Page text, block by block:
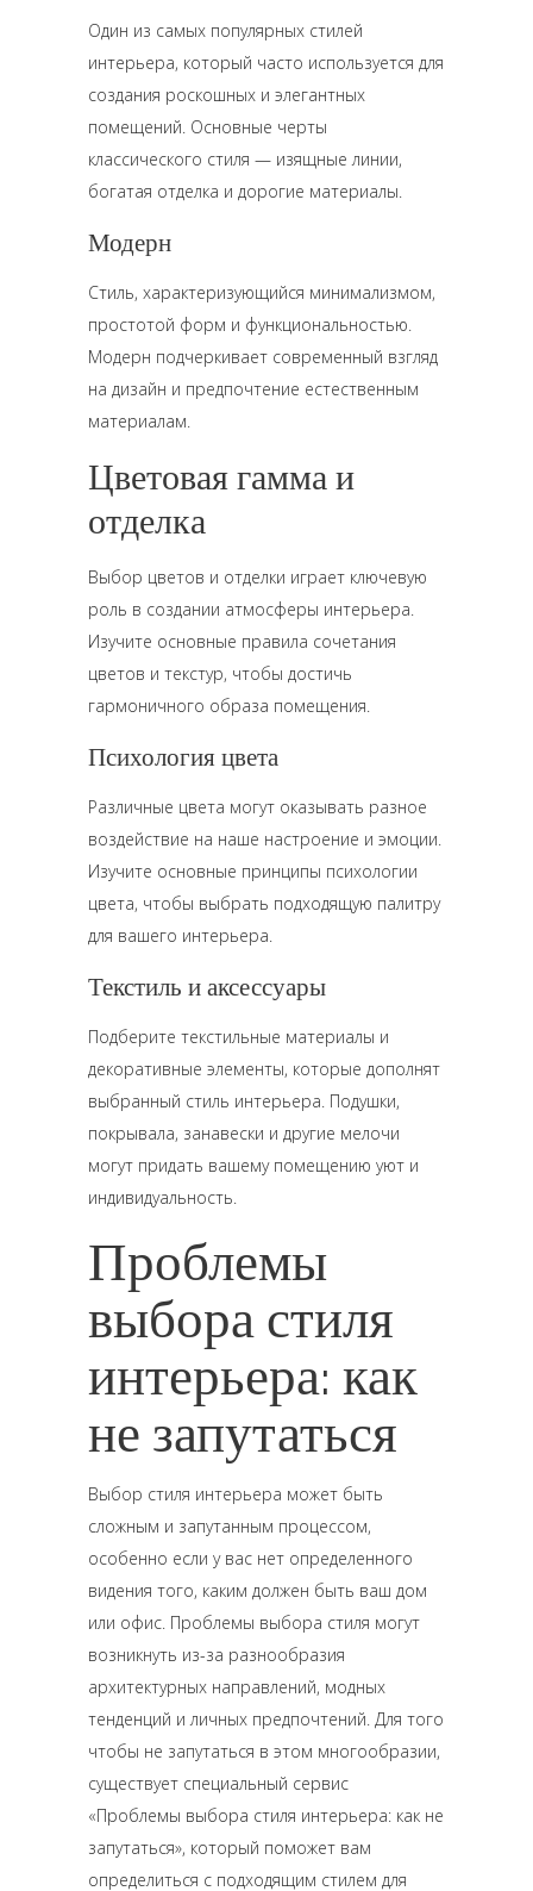
Один из самых популярных стилей
интерьера, который часто используется для
создания роскошных и элегантных
помещений. Основные черты
классического стиля — изящные линии,
богатая отделка и дорогие материалы.
Модерн
Стиль, характеризующийся минимализмом,
простотой форм и функциональностью.
Модерн подчеркивает современный взгляд
на дизайн и предпочтение естественным
материалам.
Цветовая гамма и
отделка
Выбор цветов и отделки играет ключевую
роль в создании атмосферы интерьера.
Изучите основные правила сочетания
цветов и текстур, чтобы достичь
гармоничного образа помещения.
Психология цвета
Различные цвета могут оказывать разное
воздействие на наше настроение и эмоции.
Изучите основные принципы психологии
цвета, чтобы выбрать подходящую палитру
для вашего интерьера.
Текстиль и аксессуары
Подберите текстильные материалы и
декоративные элементы, которые дополнят
выбранный стиль интерьера. Подушки,
покрывала, занавески и другие мелочи
могут придать вашему помещению уют и
индивидуальность.
Проблемы
выбора стиля
интерьера: как
не запутаться
Выбор стиля интерьера может быть
сложным и запутанным процессом,
особенно если у вас нет определенного
видения того, каким должен быть ваш дом
или офис. Проблемы выбора стиля могут
возникнуть из-за разнообразия
архитектурных направлений, модных
тенденций и личных предпочтений. Для того
чтобы не запутаться в этом многообразии,
существует специальный сервис
«Проблемы выбора стиля интерьера: как не
запутаться», который поможет вам
определиться с подходящим стилем для